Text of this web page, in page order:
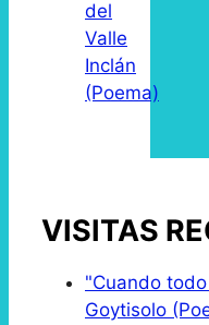
del
Valle
Inclán
(Poema)
VISITAS
"Cuando
Goytisolo